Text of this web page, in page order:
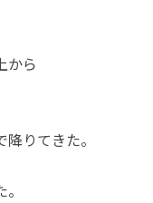
から
りてきた。